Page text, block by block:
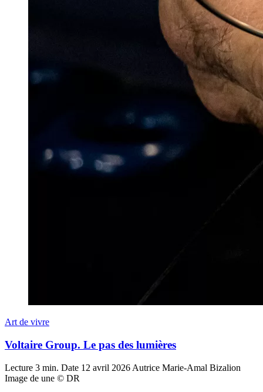
Art de vivre
Voltaire Group. Le pas des lumières
Lecture 3 min. Date 12 avril 2026 Autrice Marie-Amal Bizalion
Image de une © DR